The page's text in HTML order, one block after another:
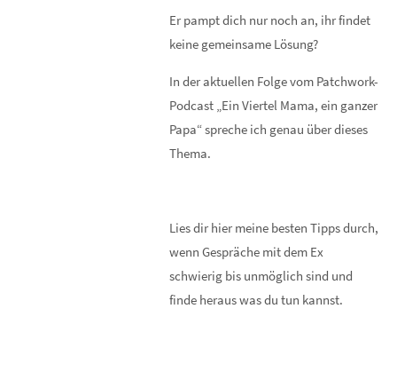
Er pampt dich nur noch an, ihr findet
keine gemeinsame Lösung?
In der aktuellen Folge vom Patchwork-
Podcast „Ein Viertel Mama, ein ganzer
Papa“ spreche ich genau über dieses
Thema.
Lies dir hier meine besten Tipps durch,
wenn Gespräche mit dem Ex
schwierig bis unmöglich sind und
finde heraus was du tun kannst.